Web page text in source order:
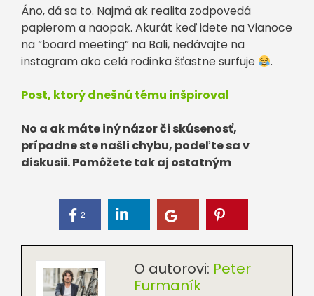
Áno, dá sa to. Najmä ak realita zodpovedá
papierom a naopak. Akurát keď idete na Vianoce
na “board meeting” na Bali, nedávajte na
instagram ako celá rodinka šťastne surfuje
.
Post, ktorý dnešnú tému inšpiroval
No a ak máte iný názor či skúsenosť,
prípadne ste našli chybu, podeľte sa v
diskusii. Pomôžete tak aj ostatným
2
O autorovi: Peter
Furmaník